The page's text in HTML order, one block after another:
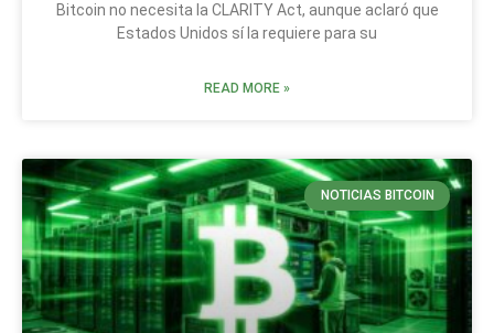
Bitcoin no necesita la CLARITY Act, aunque aclaró que
Estados Unidos sí la requiere para su
READ MORE »
NOTICIAS BITCOIN